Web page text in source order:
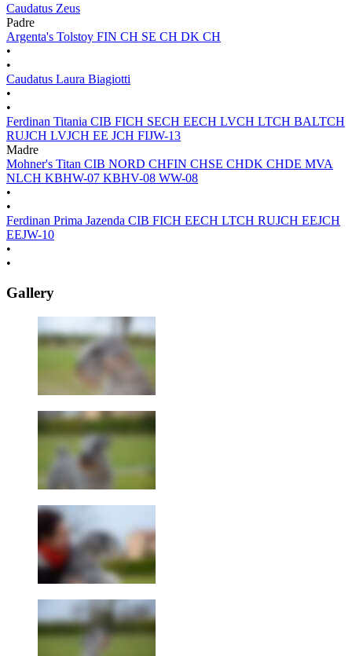
Caudatus Zeus
Padre
Argenta's Tolstoy FIN CH SE CH DK CH
•
•
Caudatus Laura Biagiotti
•
•
Ferdinan Titania CIB FICH SECH EECH LVCH LTCH BALTCH
RUJCH LVJCH EE JCH FIJW-13
Madre
Mohner's Titan CIB NORD CHFIN CHSE CHDK CHDE MVA
NLCH KBHW-07 KBHV-08 WW-08
•
•
Ferdinan Prima Jazenda CIB FICH EECH LTCH RUJCH EEJCH
EEJW-10
•
•
Gallery